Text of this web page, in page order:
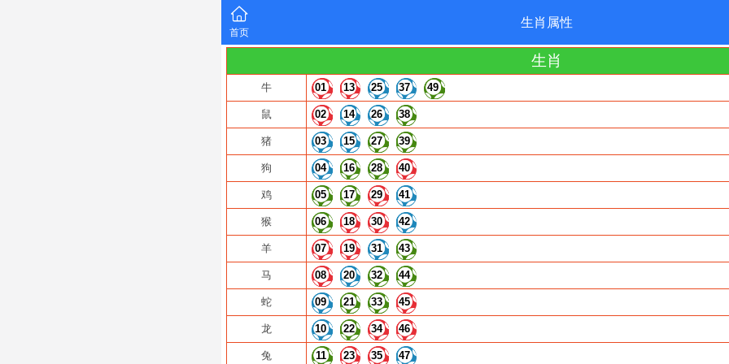
首页
生肖属性
生肖
牛 01 13 25 37 49
鼠 02 14 26 38
猪 03 15 27 39
狗 04 16 28 40
鸡 05 17 29 41
猴 06 18 30 42
羊 07 19 31 43
马 08 20 32 44
蛇 09 21 33 45
龙 10 22 34 46
兔 11 23 35 47